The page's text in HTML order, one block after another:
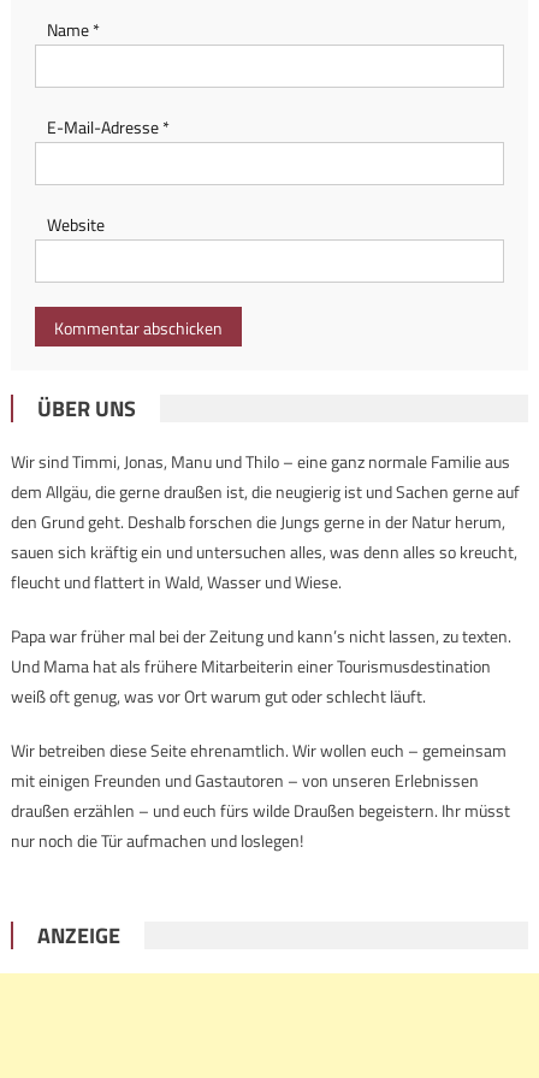
Name*
E-Mail-Adresse*
Website
ÜBER UNS
Wir sind Timmi, Jonas, Manu und Thilo – eine ganz normale Familie aus
dem Allgäu, die gerne draußen ist, die neugierig ist und Sachen gerne auf
den Grund geht. Deshalb forschen die Jungs gerne in der Natur herum,
sauen sich kräftig ein und untersuchen alles, was denn alles so kreucht,
fleucht und flattert in Wald, Wasser und Wiese.
Papa war früher mal bei der Zeitung und kann’s nicht lassen, zu texten.
Und Mama hat als frühere Mitarbeiterin einer Tourismusdestination
weiß oft genug, was vor Ort warum gut oder schlecht läuft.
Wir betreiben diese Seite ehrenamtlich. Wir wollen euch – gemeinsam
mit einigen Freunden und Gastautoren – von unseren Erlebnissen
draußen erzählen – und euch fürs wilde Draußen begeistern. Ihr müsst
nur noch die Tür aufmachen und loslegen!
ANZEIGE